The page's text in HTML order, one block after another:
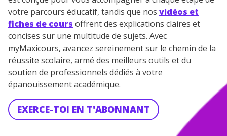
votre parcours éducatif, tandis que nos vidéos et
fiches de cours offrent des explications claires et
concises sur une multitude de sujets. Avec
myMaxicours, avancez sereinement sur le chemin de la
réussite scolaire, armé des meilleurs outils et du
soutien de professionnels dédiés à votre
épanouissement académique.
EXERCE-TOI EN T'ABONNANT